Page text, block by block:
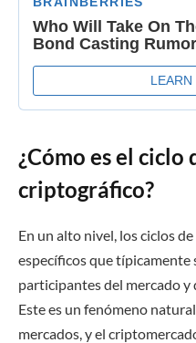
¿Cómo es el ciclo
criptográfico?
En un alto nivel, los ciclos
específicos que típicamente
participantes del mercado y
Este es un fenómeno
mercados, y el